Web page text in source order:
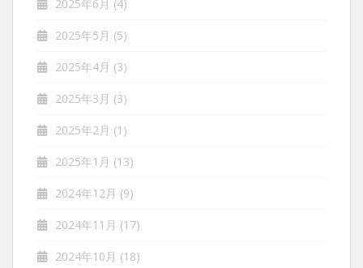
2025年6月 (4)
2025年5月 (5)
2025年4月 (3)
2025年3月 (3)
2025年2月 (1)
2025年1月 (13)
2024年12月 (9)
2024年11月 (17)
2024年10月 (18)